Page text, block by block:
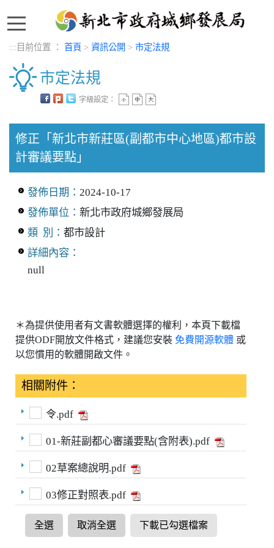
::: 目前位置 ： 首頁 > 資訊公開 > 市定法規
市定法規
字級設定：
修正「新北市新莊區(副都市中心地區)都市設
計審議要點」
發佈日期： 2024-10-17
發佈單位： 新北市政府城鄉發展局
類 別： 都市設計
詳細內容：
null
＊為提供使用者有文書軟體選擇的權利，本頁下載檔
提供ODF開放文件格式，建議您安裝 免費開源軟體 或
以您慣用的軟體開啟文件。
相關附件：
令.pdf
01-新莊副都心審議要點(含附表).pdf
02草案總說明.pdf
03修正對照表.pdf
全選 取消全選 下載已勾選檔案